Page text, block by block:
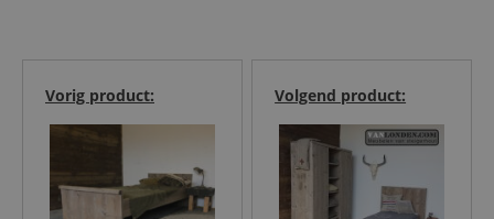
Volgend product:
Vorig product: